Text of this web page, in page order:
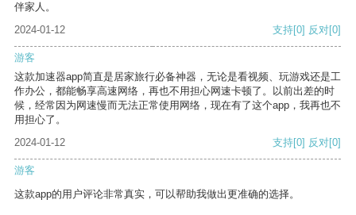
伴家人。
2024-01-12
支持[0] 反对[0]
游客
这款加速器app简直是居家旅行必备神器，无论是看视频、玩游戏还是工
作办公，都能畅享高速网络，再也不用担心网速卡顿了。以前出差的时
候，经常因为网速慢而无法正常使用网络，现在有了这个app，我再也不
用担心了。
2024-01-12
支持[0] 反对[0]
游客
这款app的用户评论非常真实，可以帮助我做出更准确的选择。